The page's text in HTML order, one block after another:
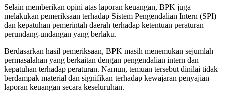
Selain memberikan opini atas laporan keuangan, BPK juga
melakukan pemeriksaan terhadap Sistem Pengendalian Intern (SPI)
dan kepatuhan pemerintah daerah terhadap ketentuan peraturan
perundang-undangan yang berlaku.
Berdasarkan hasil pemeriksaan, BPK masih menemukan sejumlah
permasalahan yang berkaitan dengan pengendalian intern dan
kepatuhan terhadap peraturan. Namun, temuan tersebut dinilai tidak
berdampak material dan signifikan terhadap kewajaran penyajian
laporan keuangan secara keseluruhan.